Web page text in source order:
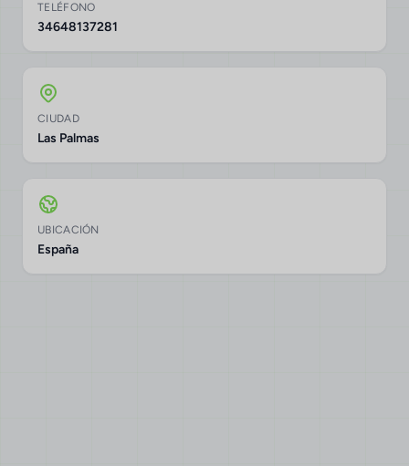
TELÉFONO
34648137281
CIUDAD
Las Palmas
UBICACIÓN
España